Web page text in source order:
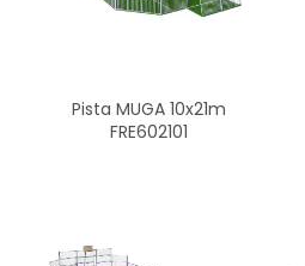
Pista MUGA 10x21m
FRE602101